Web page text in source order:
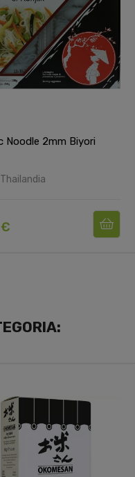
Noodle 2mm Biyori